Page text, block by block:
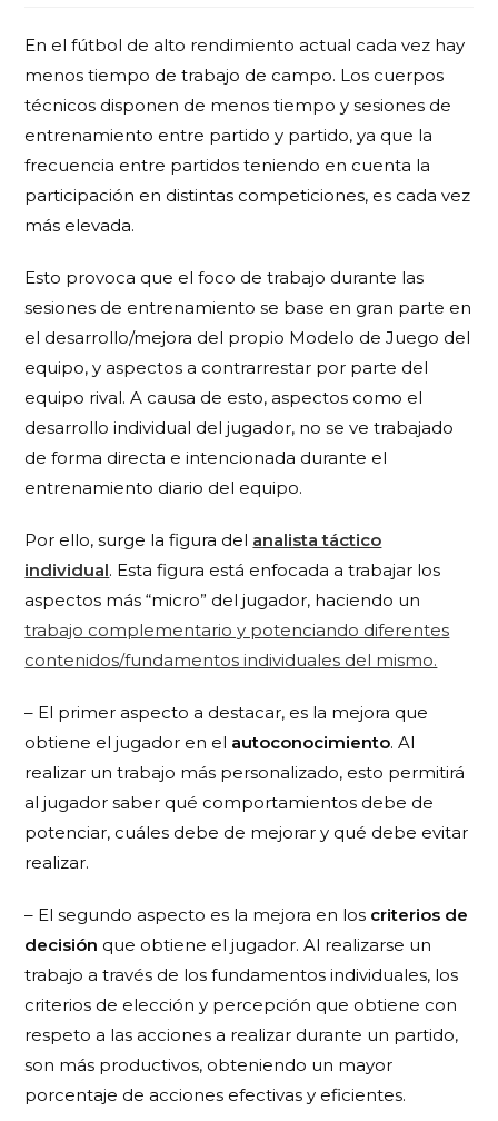
En el fútbol de alto rendimiento actual cada vez hay
menos tiempo de trabajo de campo. Los cuerpos
técnicos disponen de menos tiempo y sesiones de
entrenamiento entre partido y partido, ya que la
frecuencia entre partidos teniendo en cuenta la
participación en distintas competiciones, es cada vez
más elevada.
Esto provoca que el foco de trabajo durante las
sesiones de entrenamiento se base en gran parte en
el desarrollo/mejora del propio Modelo de Juego del
equipo, y aspectos a contrarrestar por parte del
equipo rival. A causa de esto, aspectos como el
desarrollo individual del jugador, no se ve trabajado
de forma directa e intencionada durante el
entrenamiento diario del equipo.
Por ello, surge la figura del analista táctico
individual. Esta figura está enfocada a trabajar los
aspectos más “micro” del jugador, haciendo un
trabajo complementario y potenciando diferentes
contenidos/fundamentos individuales del mismo.
– El primer aspecto a destacar, es la mejora que
obtiene el jugador en el autoconocimiento. Al
realizar un trabajo más personalizado, esto permitirá
al jugador saber qué comportamientos debe de
potenciar, cuáles debe de mejorar y qué debe evitar
realizar.
– El segundo aspecto es la mejora en los criterios de
decisión que obtiene el jugador. Al realizarse un
trabajo a través de los fundamentos individuales, los
criterios de elección y percepción que obtiene con
respeto a las acciones a realizar durante un partido,
son más productivos, obteniendo un mayor
porcentaje de acciones efectivas y eficientes.